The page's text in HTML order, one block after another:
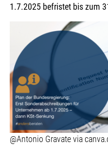
1.7.2025 befristet bis zum
@Antonio Gravate via